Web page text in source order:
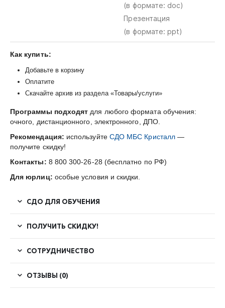
(в формате: doc)
Презентация
(в формате: ppt)
Как купить:
Добавьте в корзину
Оплатите
Скачайте архив из раздела «Товары/услуги»
Программы подходят для любого формата обучения:
очного, дистанционного, электронного, ДПО.
Рекомендация: используйте СДО МБС Кристалл—
получите скидку!
Контакты: 8 800 300-26-28 (бесплатно по РФ)
Для юрлиц: особые условия и скидки.
СДО ДЛЯ ОБУЧЕНИЯ
ПОЛУЧИТЬ СКИДКУ!
СОТРУДНИЧЕСТВО
ОТЗЫВЫ (0)